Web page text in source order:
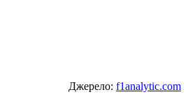
Джерело: f1analytic.com